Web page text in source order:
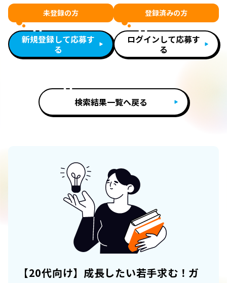
未登録の方
新規登録して応募す
る
登録済みの方
ログインして応募す
る
検索結果一覧へ戻る
【20代向け】成長したい若手求む！ガ